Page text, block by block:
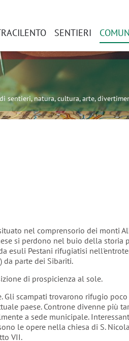
SENTIERI
sentieri, natura, cultura, arte,
nel comprensorio dei monti
si perdono nel buio della storia
esuli Pestani rifugiatisi
da parte dei Sibariti.
di prospicienza al sole.
Gli scampati trovarono rifugio
paese. Controne divenne più
a sede municipale.
le opere nella chiesa di S.
VII.